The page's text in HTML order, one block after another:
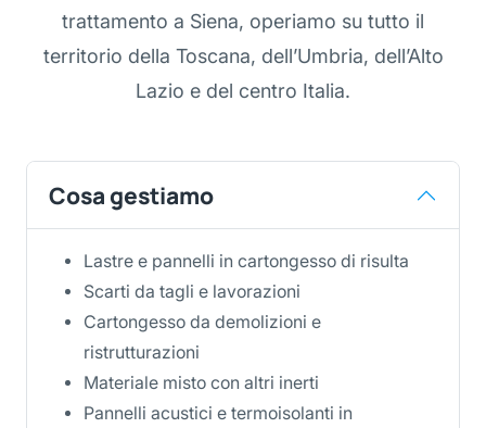
trattamento a Siena, operiamo su tutto il
territorio della Toscana, dell’Umbria, dell’Alto
Lazio e del centro Italia.
Cosa gestiamo
Lastre e pannelli in cartongesso di risulta
Scarti da tagli e lavorazioni
Cartongesso da demolizioni e
ristrutturazioni
Materiale misto con altri inerti
Pannelli acustici e termoisolanti in